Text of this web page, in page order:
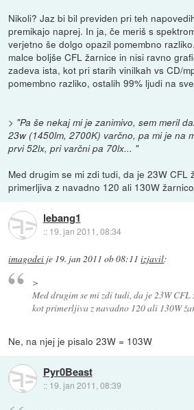
Nikoli? Jaz bi bil previden pri teh
premikajo naprej. In ja, če meriš s
verjetno še dolgo opazil pomembno
malce boljše CFL žarnice in nisi ravno
zadeva ista, kot pri starih vinilkah vs CD/
pomembno razliko, ostalih 99% ljudi na
> "Pa še nekaj mi je zanimivo, sem meril
23w (1450lm, 2700K) varčno, pa mi je na
prvi 52lx, pri varčni pa 70lx... "
Med drugim se mi zdi tudi, da je 23W CFL
primerljiva z navadno 120 ali 130W
lebang1
:: 19. jan 2011, 08:34
imagodei je 19. jan 2011 ob 08:11 izjavil:
>
Med drugim se mi zdi tudi, da je 23W
kot primerljiva z navadno 120 ali 130W
Ne, na njej je pisalo 23W = 103W
Pyr0Beast
:: 19. jan 2011, 08:39